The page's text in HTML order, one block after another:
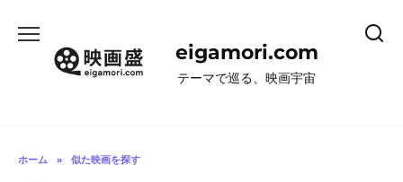
eigamori.com
テーマで巡る、映画宇宙
ホーム » 似た映画を探す